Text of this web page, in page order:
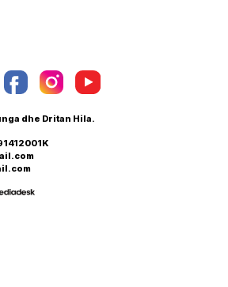
dhe Dritan Hila.